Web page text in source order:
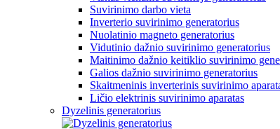
Suvirinimo darbo vieta
Inverterio suvirinimo generatorius
Nuolatinio magneto generatorius
Vidutinio dažnio suvirinimo generatorius
Maitinimo dažnio keitiklio suvirinimo
Galios dažnio suvirinimo generatorius
Skaitmeninis inverterinis suvirinimo
Ličio elektrinis suvirinimo aparatas
Dyzelinis generatorius